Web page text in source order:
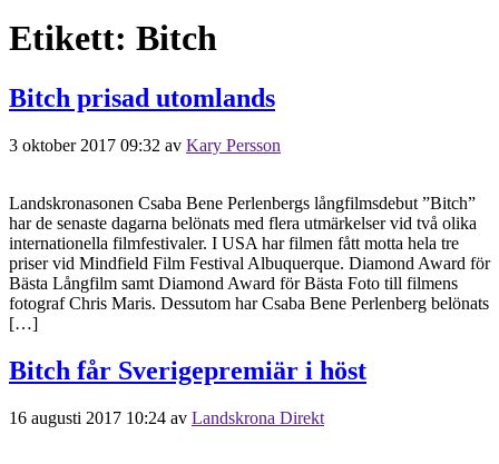
Etikett: Bitch
Bitch prisad utomlands
3 oktober 2017 09:32 av Kary Persson
Landskronasonen Csaba Bene Perlenbergs långfilmsdebut ”Bitch”
har de senaste dagarna belönats med flera utmärkelser vid två olika
internationella filmfestivaler. I USA har filmen fått motta hela tre
priser vid Mindfield Film Festival Albuquerque. Diamond Award för
Bästa Långfilm samt Diamond Award för Bästa Foto till filmens
fotograf Chris Maris. Dessutom har Csaba Bene Perlenberg belönats
[…]
Bitch får Sverigepremiär i höst
16 augusti 2017 10:24 av Landskrona Direkt